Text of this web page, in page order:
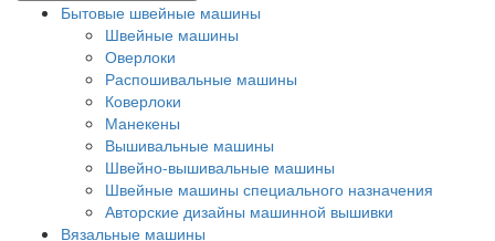
Бытовые швейные машины
Швейные машины
Оверлоки
Распошивальные машины
Коверлоки
Манекены
Вышивальные машины
Швейно-вышивальные машины
Швейные машины специального назначения
Авторские дизайны машинной вышивки
Вязальные машины